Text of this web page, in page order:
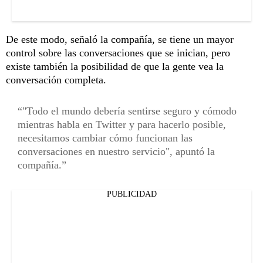
De este modo, señaló la compañía, se tiene un mayor
control sobre las conversaciones que se inician, pero
existe también la posibilidad de que la gente vea la
conversación completa.
"Todo el mundo debería sentirse seguro y cómodo
mientras habla en Twitter y para hacerlo posible,
necesitamos cambiar cómo funcionan las
conversaciones en nuestro servicio", apuntó la
compañía.
PUBLICIDAD